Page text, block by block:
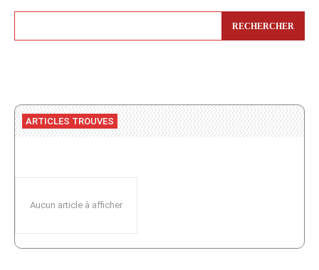
RECHERCHER
ARTICLES TROUVES
Aucun article à afficher